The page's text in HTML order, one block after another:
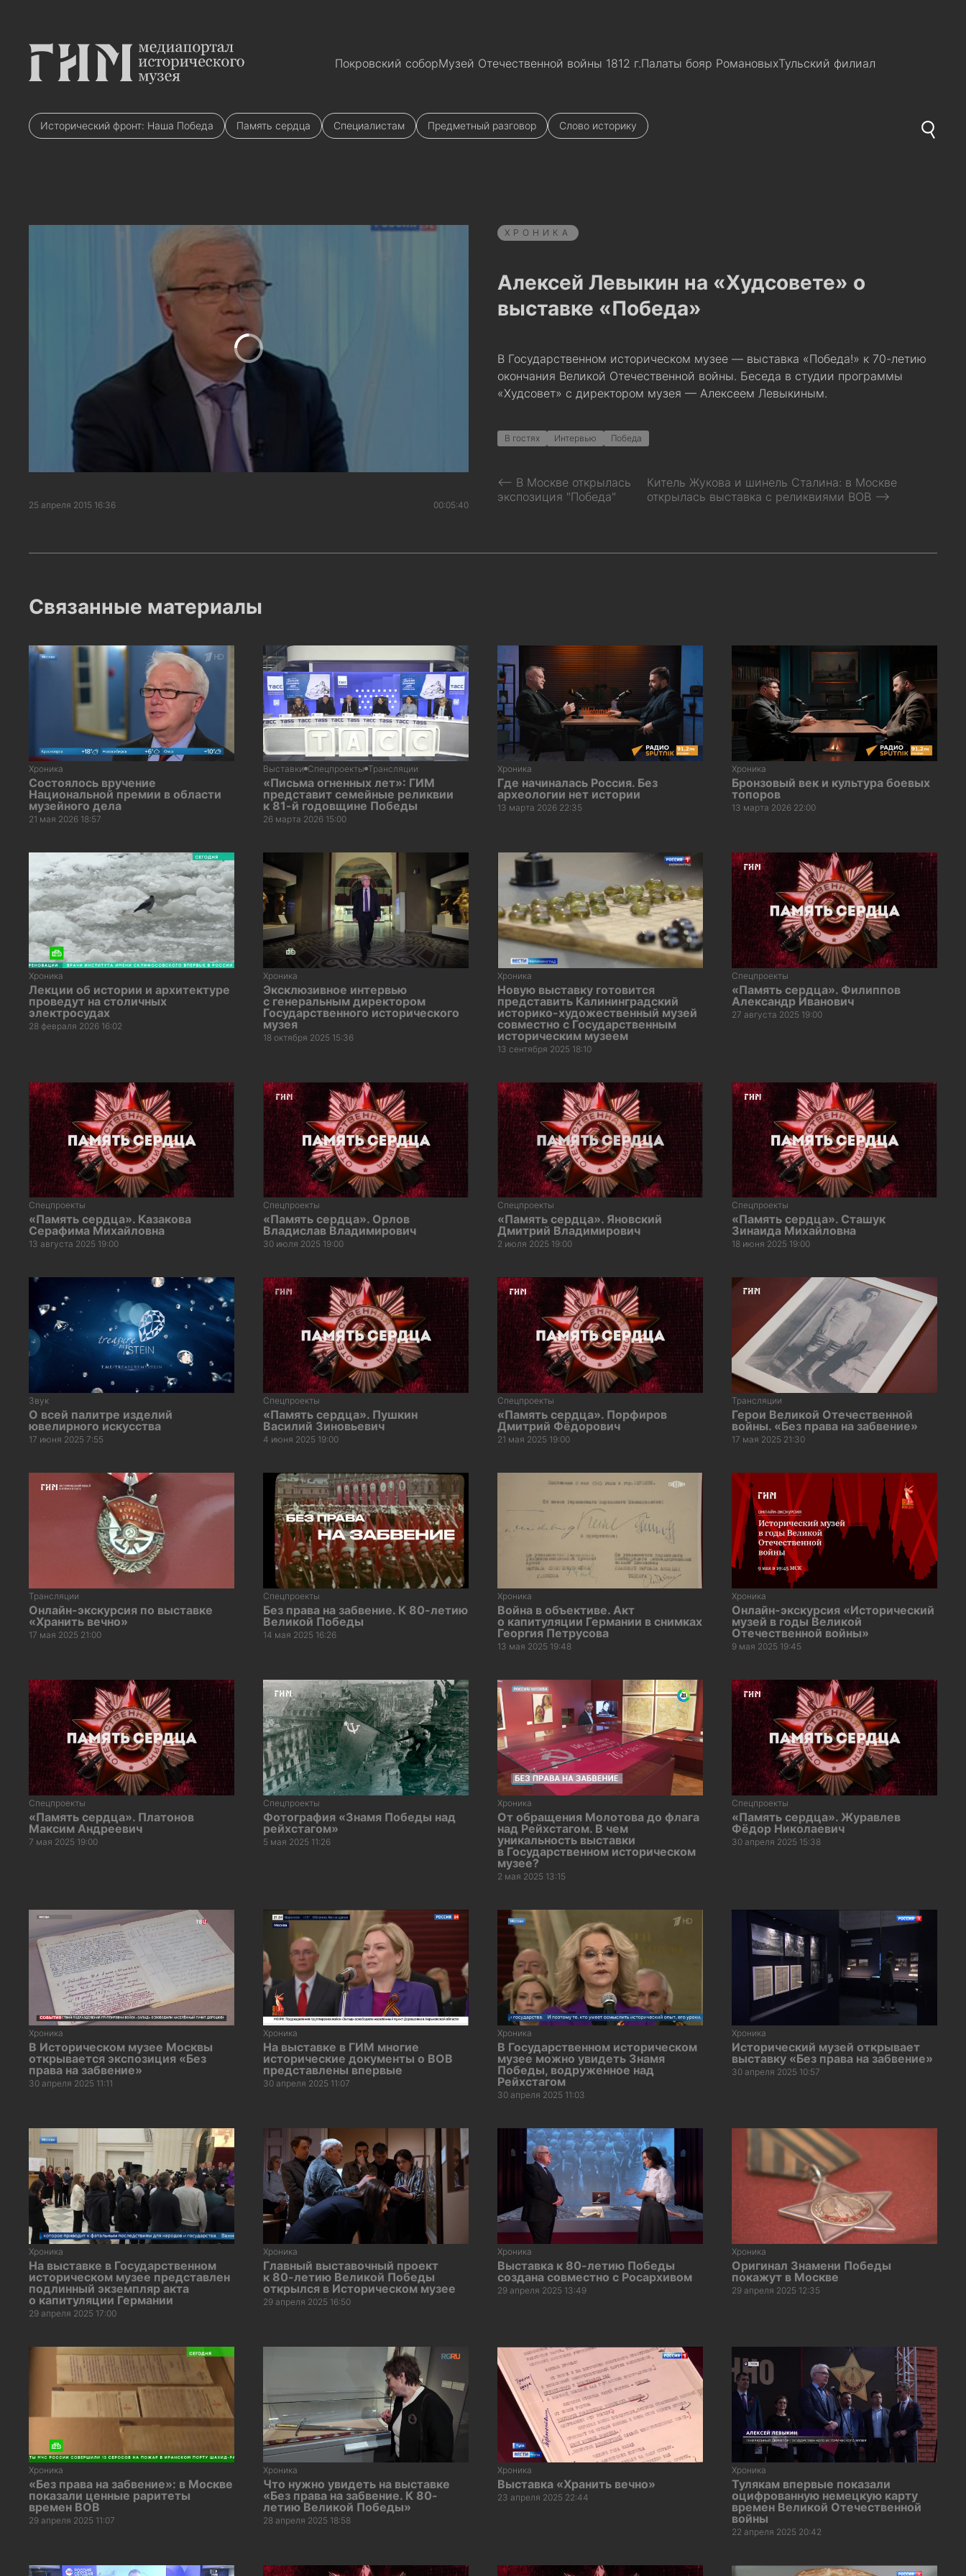
Покровский соборМузей Отечественной войны 1812 г.Палаты бояр РомановыхТульский филиал
Исторический фронт: Наша Победа Память сердца Специалистам Предметный разговор Слово историку
25 апреля 2015 16:36 00:05:40
ХРОНИКА
Алексей Левыкин на «Худсовете» о
выставке «Победа»
В Государственном историческом музее — выставка «Победа!» к 70-летию
окончания Великой Отечественной войны. Беседа в студии программы
«Худсовет» с директором музея — Алексеем Левыкиным.
В гостях Интервью Победа
⟵ В Москве открылась
экспозиция "Победа"
Китель Жукова и шинель Сталина: в Москве
открылась выставка с реликвиями ВОВ ⟶
Связанные материалы
Хроника
Состоялось вручение
Национальной премии в области
музейного дела
21 мая 2026 18:57
Выставки Спецпроекты Трансляции
«Письма огненных лет»: ГИМ
представит семейные реликвии
к 81-й годовщине Победы
26 марта 2026 15:00
Хроника
Где начиналась Россия. Без
археологии нет истории
13 марта 2026 22:35
Хроника
Бронзовый век и культура боевых
топоров
13 марта 2026 22:00
Хроника
Лекции об истории и архитектуре
проведут на столичных
электросудах
28 февраля 2026 16:02
Хроника
Эксклюзивное интервью
с генеральным директором
Государственного исторического
музея
18 октября 2025 15:36
Хроника
Новую выставку готовится
представить Калининградский
историко-художественный музей
совместно с Государственным
историческим музеем
13 сентября 2025 18:10
Спецпроекты
«Память сердца». Филиппов
Александр Иванович
27 августа 2025 19:00
Спецпроекты
«Память сердца». Казакова
Серафима Михайловна
13 августа 2025 19:00
Спецпроекты
«Память сердца». Орлов
Владислав Владимирович
30 июля 2025 19:00
Спецпроекты
«Память сердца». Яновский
Дмитрий Владимирович
2 июля 2025 19:00
Спецпроекты
«Память сердца». Сташук
Зинаида Михайловна
18 июня 2025 19:00
Звук
О всей палитре изделий
ювелирного искусства
17 июня 2025 7:55
Спецпроекты
«Память сердца». Пушкин
Василий Зиновьевич
4 июня 2025 19:00
Спецпроекты
«Память сердца». Порфиров
Дмитрий Фёдорович
21 мая 2025 19:00
Трансляции
Герои Великой Отечественной
войны. «Без права на забвение»
17 мая 2025 21:30
Трансляции
Онлайн-экскурсия по выставке
«Хранить вечно»
17 мая 2025 21:00
Спецпроекты
Без права на забвение. К 80-летию
Великой Победы
14 мая 2025 16:26
Хроника
Война в объективе. Акт
о капитуляции Германии в снимках
Георгия Петрусова
13 мая 2025 19:48
Хроника
Онлайн-экскурсия «Исторический
музей в годы Великой
Отечественной войны»
9 мая 2025 19:45
Спецпроекты
«Память сердца». Платонов
Максим Андреевич
7 мая 2025 19:00
Спецпроекты
Фотография «Знамя Победы над
рейхстагом»
5 мая 2025 11:26
Хроника
От обращения Молотова до флага
над Рейхстагом. В чем
уникальность выставки
в Государственном историческом
музее?
2 мая 2025 13:15
Спецпроекты
«Память сердца». Журавлев
Фёдор Николаевич
30 апреля 2025 15:38
Хроника
В Историческом музее Москвы
открывается экспозиция «Без
права на забвение»
30 апреля 2025 11:11
Хроника
На выставке в ГИМ многие
исторические документы о ВОВ
представлены впервые
30 апреля 2025 11:07
Хроника
В Государственном историческом
музее можно увидеть Знамя
Победы, водруженное над
Рейхстагом
30 апреля 2025 11:03
Хроника
Исторический музей открывает
выставку «Без права на забвение»
30 апреля 2025 10:57
Хроника
На выставке в Государственном
историческом музее представлен
подлинный экземпляр акта
о капитуляции Германии
29 апреля 2025 17:00
Хроника
Главный выставочный проект
к 80-летию Великой Победы
открылся в Историческом музее
29 апреля 2025 16:50
Хроника
Выставка к 80-летию Победы
создана совместно с Росархивом
29 апреля 2025 13:49
Хроника
Оригинал Знамени Победы
покажут в Москве
29 апреля 2025 12:35
Хроника
«Без права на забвение»: в Москве
показали ценные раритеты
времен ВОВ
29 апреля 2025 11:07
Хроника
Что нужно увидеть на выставке
«Без права на забвение. К 80-
летию Великой Победы»
28 апреля 2025 18:58
Хроника
Выставка «Хранить вечно»
23 апреля 2025 22:44
Хроника
Тулякам впервые показали
оцифрованную немецкую карту
времен Великой Отечественной
войны
22 апреля 2025 20:42